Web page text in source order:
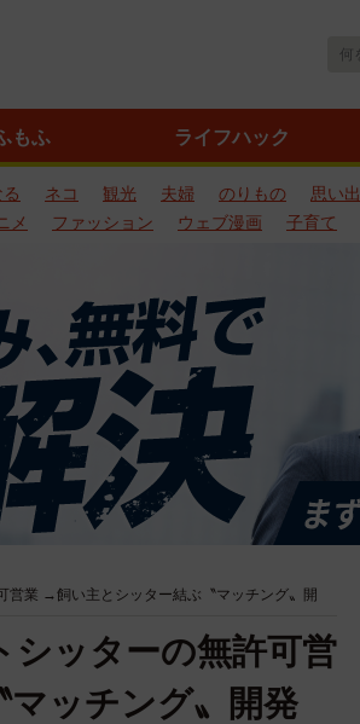
もふ ライフハック
ネコ 観光 夫婦 のりもの 思い出
メ ファッション ウェブ漫画 子育て
業 →飼い主とシッター結ぶ〝マッチング〟開
ッターの無許可営
ッチング〟開発